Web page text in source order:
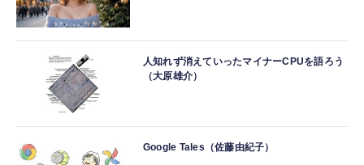
人知れず消えていったマイナーCPUを語ろう
（大原雄介）
Google Tales（佐藤由紀子）